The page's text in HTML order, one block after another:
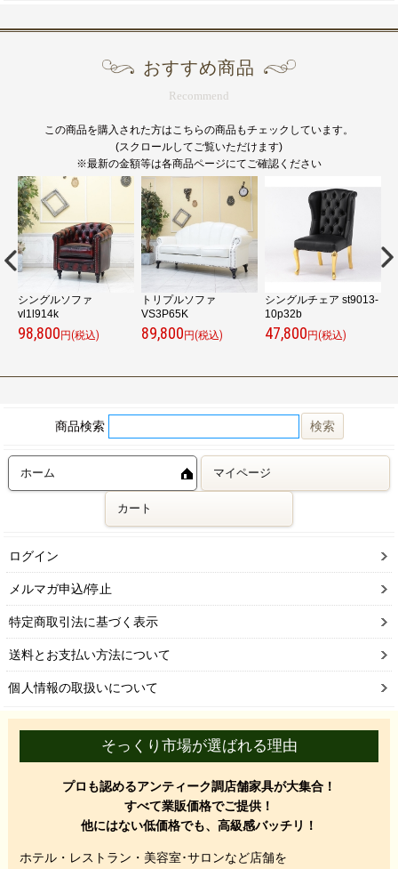
おすすめ商品
Recommend
この商品を購入された方はこちらの商品もチェックしています。
(スクロールしてご覧いただけます)
※最新の金額等は各商品ページにてご確認ください
シングルソファ
vl1l914k
98,800円(税込)
トリプルソファ
VS3P65K
89,800円(税込)
シングルチェア st9013-
10p32b
47,800円(税込)
商品検索
ホーム マイページ
カート
ログイン
メルマガ申込/停止
特定商取引法に基づく表示
送料とお支払い方法について
個人情報の取扱いについて
そっくり市場が選ばれる理由
プロも認めるアンティーク調店舗家具が大集合！
すべて業販価格でご提供！
他にはない低価格でも、高級感バッチリ！
ホテル・レストラン・美容室･サロンなど店舗を